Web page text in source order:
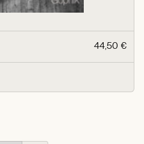
44,50 €